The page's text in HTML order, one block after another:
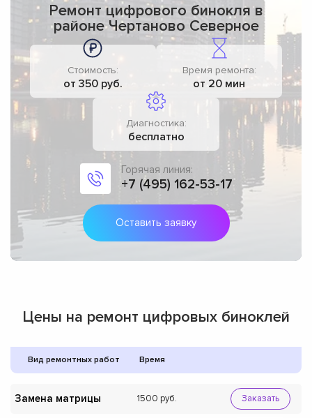
Ремонт цифрового бинокля в
районе Чертаново Северное
Стоимость:
от 350 руб.
Время ремонта:
от 20 мин
Диагностика:
бесплатно
Горячая линия:
+7 (495) 162-53-17
Оставить заявку
Цены на ремонт цифровых биноклей
Вид ремонтных работ Время
Замена матрицы 1500 Заказать